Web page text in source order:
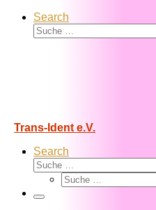
Search
Suche
Trans-Ident e.V.
Search
Suche
Suche
Menü